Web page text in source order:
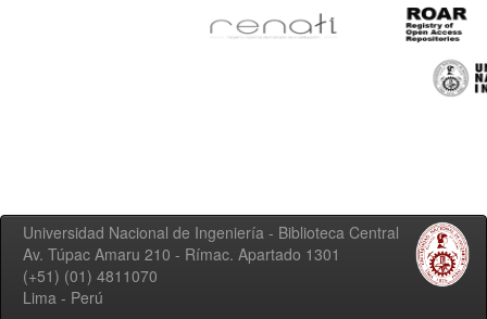
Universidad Nacional de Ingeniería - Biblioteca Central
Av. Túpac Amaru 210 - Rímac. Apartado 1301
(+51) (01) 4811070
Lima - Perú